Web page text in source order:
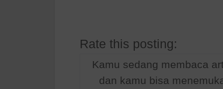
Rate this posting:
Kamu sedang membaca
dan kamu bisa